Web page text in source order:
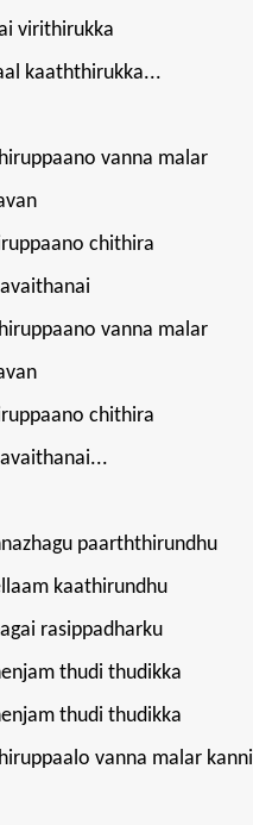
virithirukka
kaaththirukka...
vanna malar
chithira
vanna malar
chithira
paarththirundhu
kaathirundhu
rasippadharku
thudi thudikka
thudi thudikka
vanna malar kanni